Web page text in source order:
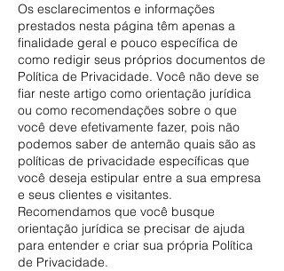
Os esclarecimentos e informações
prestados nesta página têm apenas a
finalidade geral e pouco específica de
como redigir seus próprios documentos de
Política de Privacidade. Você não deve se
fiar neste artigo como orientação jurídica
ou como recomendações sobre o que
você deve efetivamente fazer, pois não
podemos saber de antemão quais são as
políticas de privacidade específicas que
você deseja estipular entre a sua empresa
e seus clientes e visitantes.
Recomendamos que você busque
orientação jurídica se precisar de ajuda
para entender e criar sua própria Política
de Privacidade.